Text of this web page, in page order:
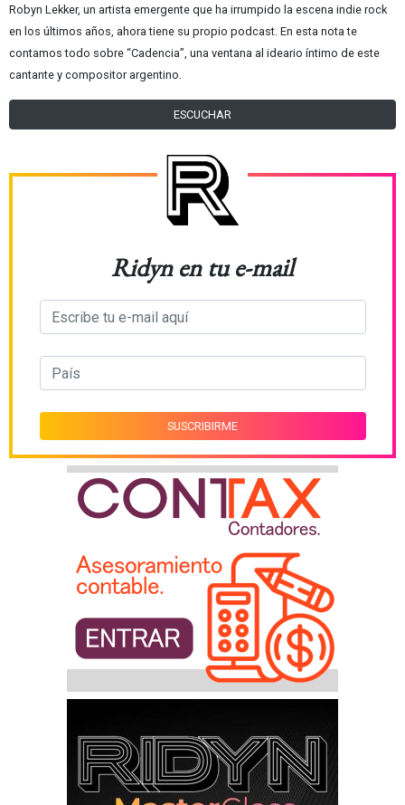
Robyn Lekker, un artista emergente que ha irrumpido la escena indie rock
en los últimos años, ahora tiene su propio podcast. En esta nota te
contamos todo sobre “Cadencia”, una ventana al ideario íntimo de este
cantante y compositor argentino.
ESCUCHAR
Ridyn en tu e-mail